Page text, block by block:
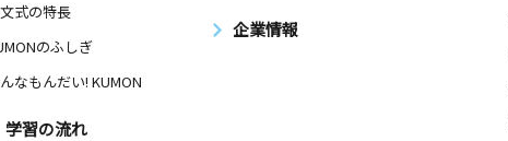
式の特長
のふしぎ
なもんだい! KUMON
学習の流れ
企業情報